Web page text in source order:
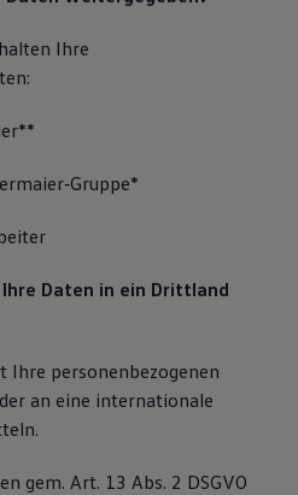
Ihre
Daten in ein Drittland
Ihre personenbezogenen
an eine internationale
gem. Art. 13 Abs. 2 DSGVO